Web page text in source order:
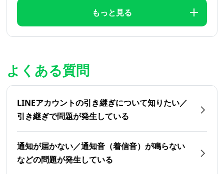
もっと見る
よくある質問
LINEアカウントの引き継ぎについて知りたい／
引き継ぎで問題が発生している
通知が届かない／通知音（着信音）が鳴らない
などの問題が発生している